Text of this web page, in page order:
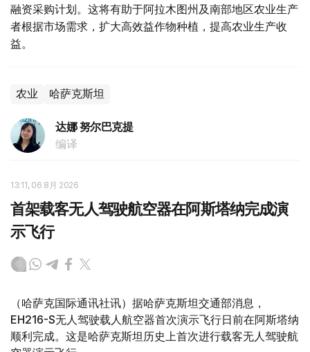
融资采购计划。这将有助于阿拉木图州及南部地区农业生产
者根据市场需求，扩大高效益作物种植，提高农业生产收
益。
农业 哈萨克斯坦
达娜 努尔巴克提
编译
13:11, 06 8月 2026
首架载客无人驾驶航空器在阿斯塔纳完成演
示飞行
（哈萨克国际通讯社讯）据哈萨克斯坦交通部消息，
EH216-S无人驾驶载人航空器首次演示飞行日前在阿斯塔纳
顺利完成。这是哈萨克斯坦历史上首次进行载客无人驾驶航